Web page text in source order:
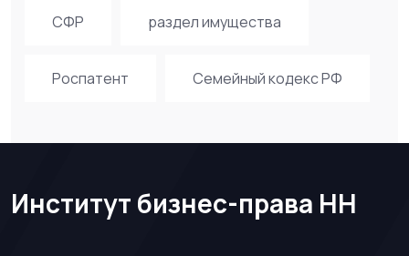
СФР раздел имущества
Роспатент Семейный кодекс РФ
Институт бизнес-права НН